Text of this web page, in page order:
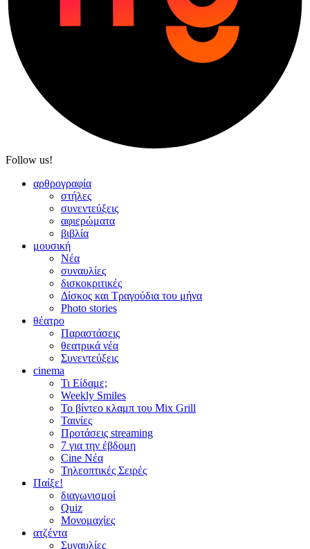
Follow us!
αρθρογραφία
στήλες
συνεντεύξεις
αφιερώματα
βιβλία
μουσική
Νέα
συναυλίες
δισκοκριτικές
Δίσκος και Τραγούδια του μήνα
Photo stories
θέατρο
Παραστάσεις
θεατρικά νέα
Συνεντεύξεις
cinema
Τι Είδαμε;
Weekly Smiles
Το βίντεο κλαμπ του Mix Grill
Ταινίες
Προτάσεις streaming
7 για την έβδομη
Cine Νέα
Τηλεοπτικές Σειρές
Παίξε!
διαγωνισμοί
Quiz
Μονομαχίες
ατζέντα
Συναυλίες